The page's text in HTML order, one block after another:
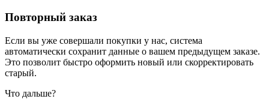
Повторный заказ
Если вы уже совершали покупки у нас, система
автоматически сохранит данные о вашем предыдущем заказе.
Это позволит быстро оформить новый или скорректировать
старый.
Что дальше?